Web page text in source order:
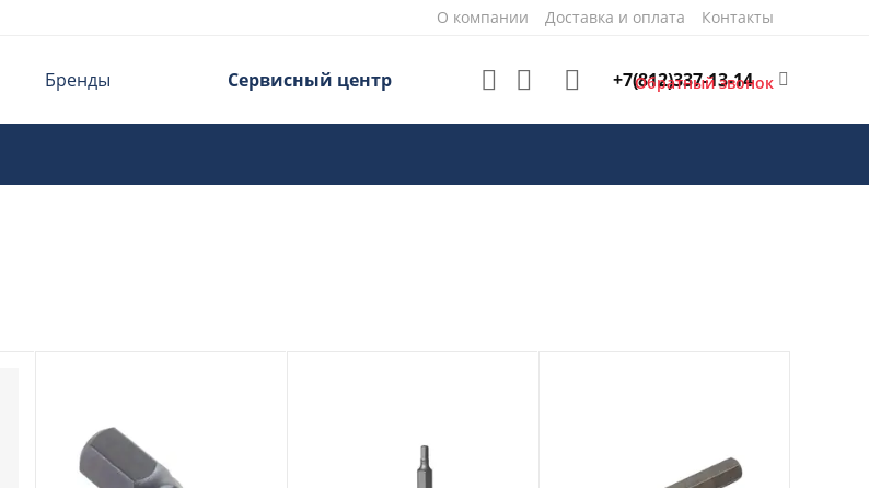
О компании Доставка и оплата Контакты
Бренды Сервисный центр +7(812)337-13-14
Обратный звонок